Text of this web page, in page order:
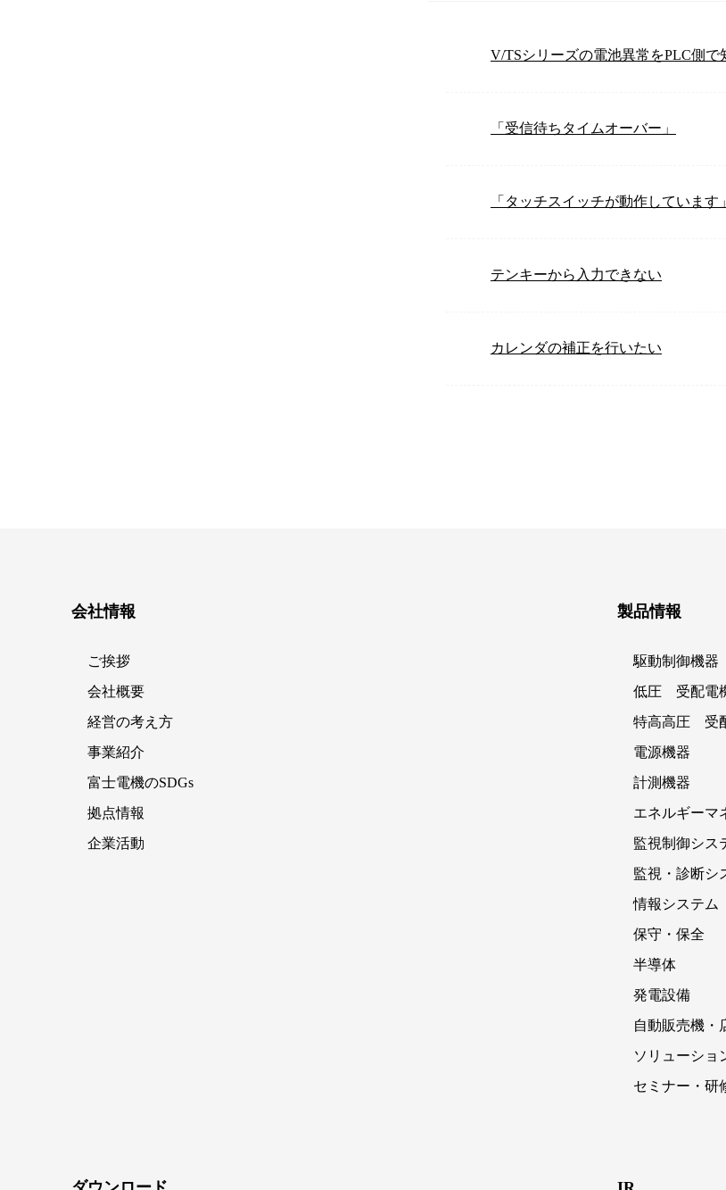
V/TSシリーズの電池異常をPLC側で
「受信待ちタイムオーバー」
「タッチスイッチが動作しています」
テンキーから入力できない
カレンダの補正を行いたい
会社情報
ご挨拶
会社概要
経営の考え方
事業紹介
富士電機のSDGs
拠点情報
企業活動
製品情報
駆動制御機器
低圧 受配電
特高高圧 受
電源機器
計測機器
エネルギーマ
監視制御シス
監視・診断シ
情報システム
保守・保全
半導体
発電設備
自動販売機・
ソリューショ
セミナー・研